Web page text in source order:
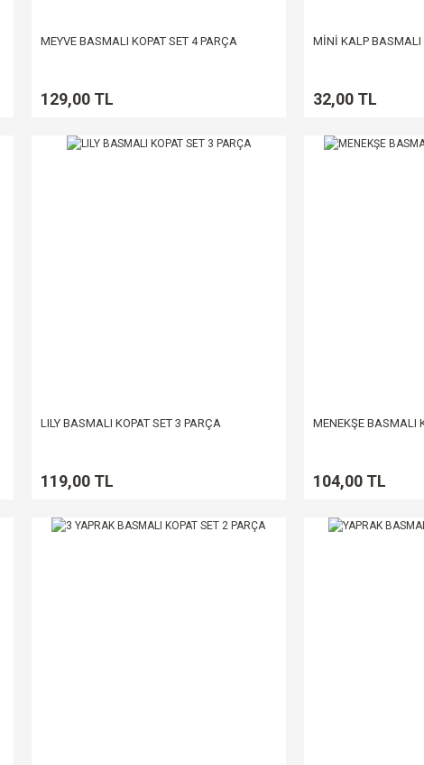
MEYVE BASMALI KOPAT SET 4 PARÇA
129,00 TL
MİNİ KALP BASMALI
32,00 TL
LILY BASMALI KOPAT SET 3 PARÇA
119,00 TL
MENEKŞE BASMALI
104,00 TL